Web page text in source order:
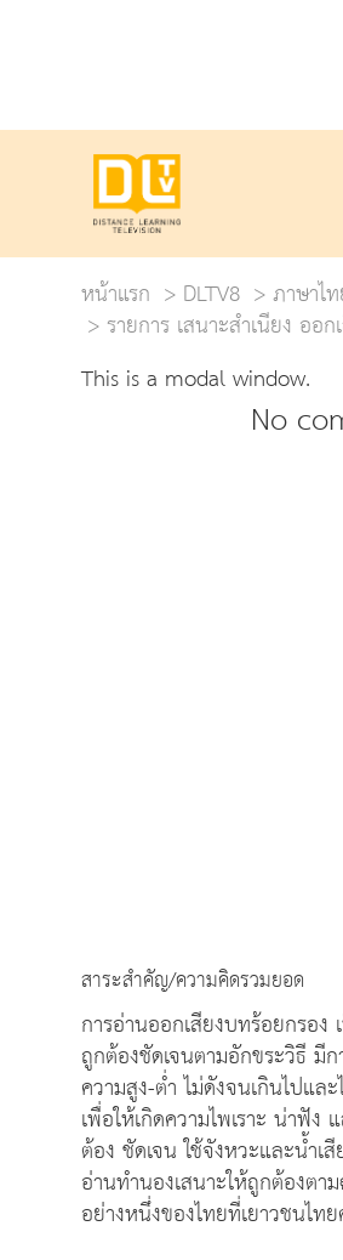
หน้าแรก
DLTV8 ภาษาไ
รายการ เสนาะสำเนียง อ
This is a modal window.
No
สาระสำคัญ/ความคิดรวมยอด
การอ่านออกเสียงบทร้อยกรอ
ถูกต้องชัดเจนตามอักขระวิธี มี
ความสูง-ต่ำ ไม่ดังจนเกินไปแ
เพื่อให้เกิดความไพเราะ น่าฟั
ต้อง ชัดเจน ใช้จังหวะและน้ำเ
อ่านทำนองเสนาะให้ถูกต้องต
อย่างหนึ่งของไทยที่เยาวชนไท